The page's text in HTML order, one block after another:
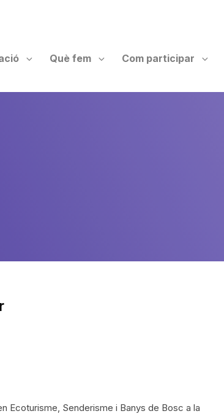
Què fem Com participar
Ecoturisme, Senderisme i Banys de Bosc a la